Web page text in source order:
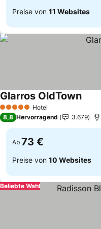
Preise von 11 Websites
5 Sterne Hotel
Glarros OldTown
8,8 Hervorragend 3.679
Ab 73 €
Preise von 10 Websites
Beliebte Wahl